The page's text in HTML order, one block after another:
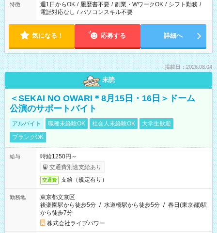
特徴 週1日からOK / 履歴書不要 / 副業・WワークOK / シフト勤務 /
電話対応なし / パソコンスキル不要
気になる！ 応募する 詳細へ
掲載日：2026.08.04
未読
＜SEKAI NO OWARI＊8月15日・16日＞ドーム
公演のサポートバイト
アルバイト 職種未経験OK 社会人未経験OK
大学生歓迎
ブランクOK
給与
時給1250円～
交通費別途支給あり
交通費 支給（規定有り）
勤務地
東京都文京区
後楽園駅から徒歩5分 / 水道橋駅から徒歩5分 / 春日(東京都)駅
から徒歩7分
株式会社ライブパワー